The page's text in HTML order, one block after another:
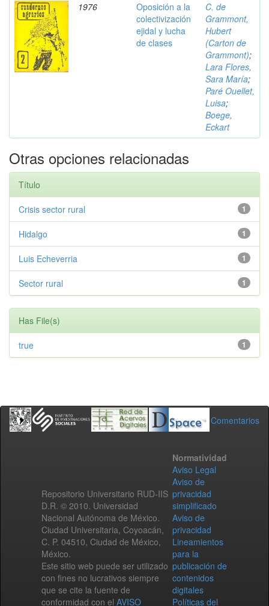
1976
Oposición a la
colectivización
ejidal y lucha
de clases
C. de
Grammont,
Hubert
(Carton de
Grammont);
Lara Flores,
Sara María;
Paré Ouellet,
Luisa;
Boege,
Eckart
Otras opciones relacionadas
Título
1
Crisis sector rural
1
Hidalgo
1
Luis Echeverria
1
Sector rural
Has File(s)
1
true
Comentarios
Repositorio Universitario RUD-IIS
D.R. © 2010. Universidad
Nacional Autónoma de México.
Ciudad Universitaria, Coyoacán,
C. P. 04510, Ciudad de México,
México.
Este sitio web puede ser utilizado
con fines no lucrativos siempre
que se cite la fuente de
conformidad con el AVISO
Normatividad
Aviso Legal
Aviso de
privacidad
simplificado
Aviso de
privacidad
Lineamientos
para la
publicación de
contenidos
digitales
Políticas del